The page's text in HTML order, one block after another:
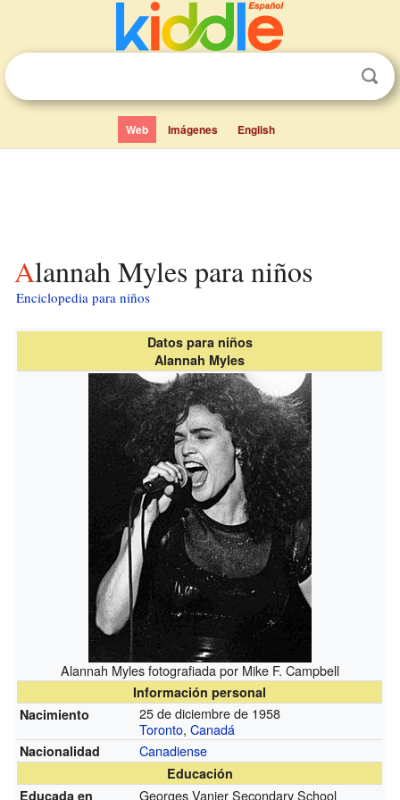
Web Imágenes English
Alannah Myles para niños
Enciclopedia para niños
Datos para niños
Alannah Myles
Alannah Myles fotografiada por Mike F. Campbell
Información personal
Nacimiento
25 de diciembre de 1958
Toronto,Canadá
Nacionalidad Canadiense
Educación
Educada en
Georges Vanier Secondary School